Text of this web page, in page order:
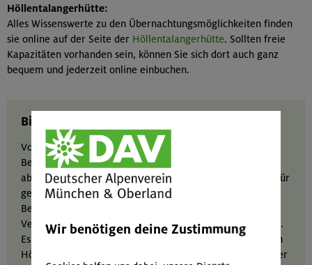
Höllentalangerhütte:
Alles Wissenswerte zu den Übernachtungsmöglichkeiten finden
sie online auf der Seite der Höllentalangerhütte. Sollten freie
Kapazitäten vorhanden sein, können Sie sich dort auch ganz
bequem und jederzeit online einbuchen.
Bitte beachten!
Von einer Besteigung durch nicht erfahrene
Bergsteiger*innen ohne Bergführer muss dringend
abgeraten werden. Die Besteigung der Zugspitze ist nur für
geübte und erfahrene Alpinist*innen zu empfehlen. Eine
Bergungsaktion kann ohne entsprechenden
Versicherungsschutz gleich mehrere Tausend Euro kosten.
Es handelt sich bei der Besteigung der Zugspitze über den
Höllentalklettersteig um eine alpine Tour. Dies sollte in der
Wir benötigen deine Zustimmung